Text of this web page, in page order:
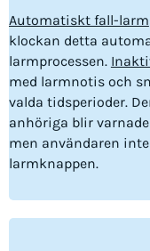
Automatiskt fall-larm
klockan detta
larmprocessen.
med larmnotis och
valda tidsperioder.
anhöriga blir
men användaren
larmknappen.